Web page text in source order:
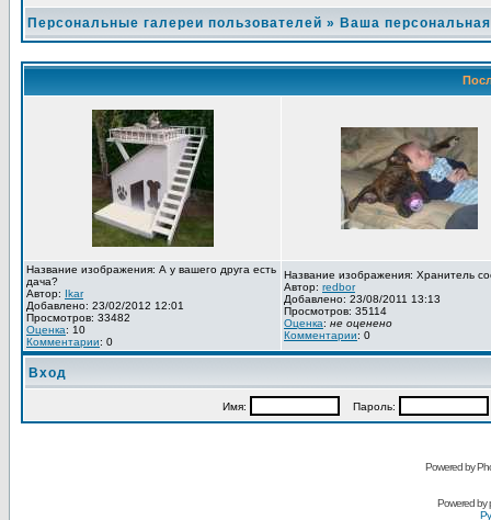
Персональные галереи пользователей » Ваша
Название изображения: А у вашего друга есть
дача?
Автор: Ikar
Добавлено: 23/02/2012 12:01
Просмотров: 33482
Оценка: 10
Комментарии: 0
Название изображения: Хранитель
Автор: redbor
Добавлено: 23/08/2011 13:13
Просмотров: 35114
Оценка: не оценено
Комментарии: 0
Вход
Имя: Пароль:
Powered by
Powered by